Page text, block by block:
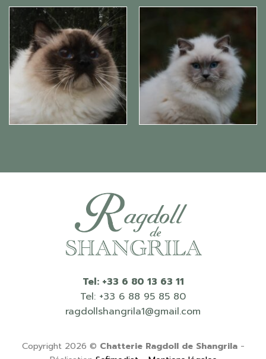
Tel: +33 6 80 13 63 11
Tel: +33 6 88 95 85 80
ragdollshangrila1@gmail.com
Copyright 2026 © Chatterie Ragdoll de Shangrila-